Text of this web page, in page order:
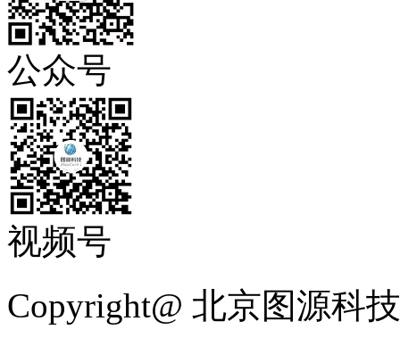
公众号
视频号
Copyright@ 北京图源